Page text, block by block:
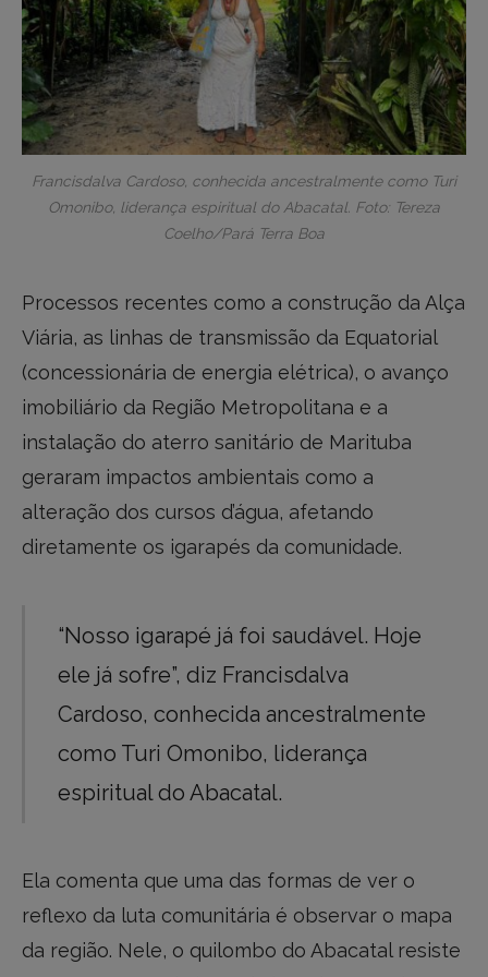
Francisdalva Cardoso, conhecida ancestralmente como Turi
Omonibo, liderança espiritual do Abacatal. Foto: Tereza
Coelho/Pará Terra Boa
Processos recentes como a construção da Alça
Viária, as linhas de transmissão da Equatorial
(concessionária de energia elétrica), o avanço
imobiliário da Região Metropolitana e a
instalação do aterro sanitário de Marituba
geraram impactos ambientais como a
alteração dos cursos d’água, afetando
diretamente os igarapés da comunidade.
“Nosso igarapé já foi saudável. Hoje
ele já sofre”, diz Francisdalva
Cardoso, conhecida ancestralmente
como Turi Omonibo, liderança
espiritual do Abacatal.
Ela comenta que uma das formas de ver o
reflexo da luta comunitária é observar o mapa
da região. Nele, o quilombo do Abacatal resiste